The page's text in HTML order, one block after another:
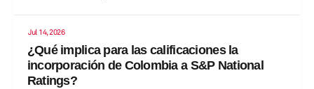
Jul 14, 2026
¿Qué implica para las calificaciones la
incorporación de Colombia a S&P National
Ratings?